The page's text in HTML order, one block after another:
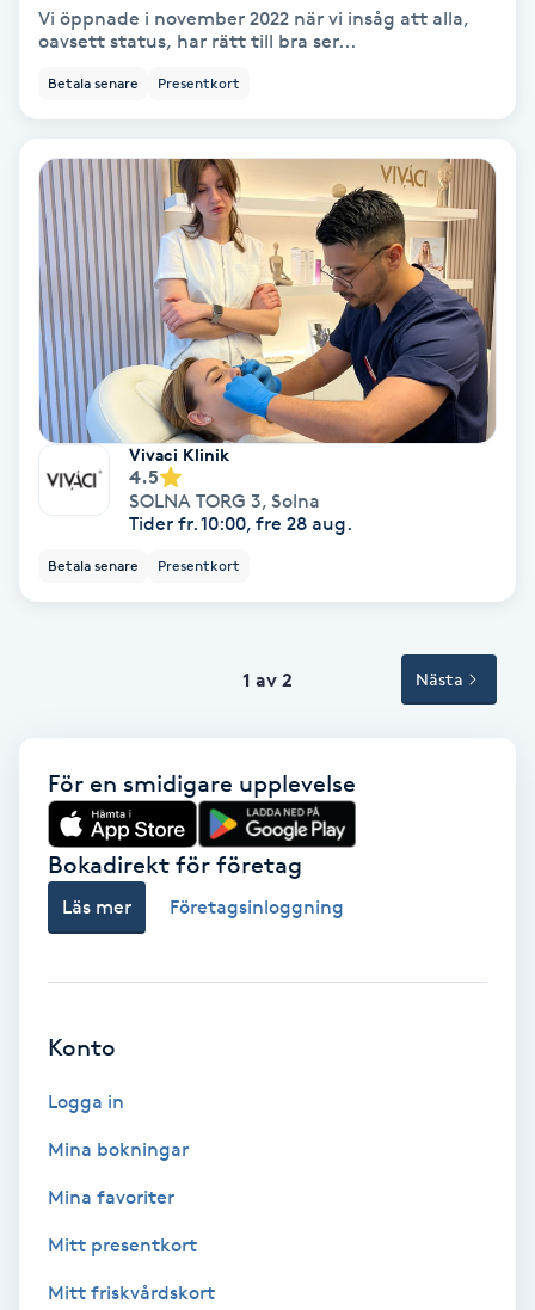
Triggerpunktsmassage
Träning
Tvätt & Fön
Vaccination
Vampyrbehandling
Vaxning
Veterinär
Volymfransar
Vårtor
Yoga
Yoga Nidra
Vi öppnade i november 2022 när vi insåg att alla,
oavsett status, har rätt till bra ser...
Betala senare Presentkort
Vivaci Klinik
4.5
SOLNA TORG 3, Solna
Tider fr. 10:00, fre 28 aug.
Betala senare Presentkort
1 av 2 Nästa
För en smidigare upplevelse
Bokadirekt för företag
Läs mer Företagsinloggning
Konto
Logga in
Mina bokningar
Mina favoriter
Mitt presentkort
Mitt friskvårdskort